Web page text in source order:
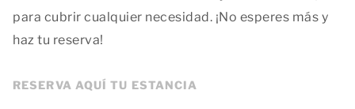
para cubrir cualquier necesidad. ¡No esperes más y
haz tu reserva!
RESERVA AQUÍ TU ESTANCIA